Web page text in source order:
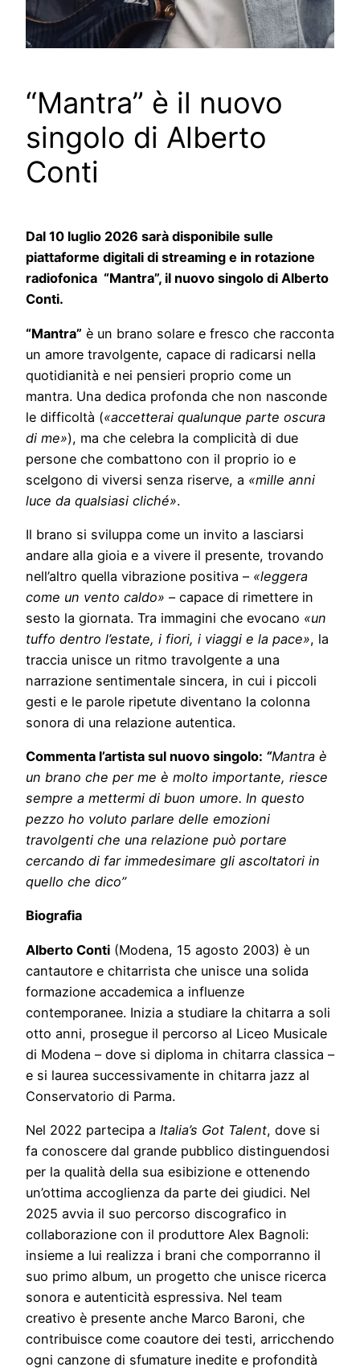
“Mantra” è il nuovo
singolo di Alberto
Conti
Dal 10 luglio 2026 sarà disponibile sulle
piattaforme digitali di streaming e in rotazione
radiofonica “Mantra”, il nuovo singolo di Alberto
Conti.
“Mantra” è un brano solare e fresco che racconta
un amore travolgente, capace di radicarsi nella
quotidianità e nei pensieri proprio come un
mantra. Una dedica profonda che non nasconde
le difficoltà («accetterai qualunque parte oscura
di me»), ma che celebra la complicità di due
persone che combattono con il proprio io e
scelgono di viversi senza riserve, a «mille anni
luce da qualsiasi cliché».
Il brano si sviluppa come un invito a lasciarsi
andare alla gioia e a vivere il presente, trovando
nell’altro quella vibrazione positiva – «leggera
come un vento caldo» – capace di rimettere in
sesto la giornata. Tra immagini che evocano «un
tuffo dentro l’estate, i fiori, i viaggi e la pace», la
traccia unisce un ritmo travolgente a una
narrazione sentimentale sincera, in cui i piccoli
gesti e le parole ripetute diventano la colonna
sonora di una relazione autentica.
Commenta l’artista sul nuovo singolo: “Mantra è
un brano che per me è molto importante, riesce
sempre a mettermi di buon umore. In questo
pezzo ho voluto parlare delle emozioni
travolgenti che una relazione può portare
cercando di far immedesimare gli ascoltatori in
quello che dico”
Biografia
Alberto Conti (Modena, 15 agosto 2003) è un
cantautore e chitarrista che unisce una solida
formazione accademica a influenze
contemporanee. Inizia a studiare la chitarra a soli
otto anni, prosegue il percorso al Liceo Musicale
di Modena – dove si diploma in chitarra classica –
e si laurea successivamente in chitarra jazz al
Conservatorio di Parma.
Nel 2022 partecipa a Italia’s Got Talent, dove si
fa conoscere dal grande pubblico distinguendosi
per la qualità della sua esibizione e ottenendo
un’ottima accoglienza da parte dei giudici. Nel
2025 avvia il suo percorso discografico in
collaborazione con il produttore Alex Bagnoli:
insieme a lui realizza i brani che comporranno il
suo primo album, un progetto che unisce ricerca
sonora e autenticità espressiva. Nel team
creativo è presente anche Marco Baroni, che
contribuisce come coautore dei testi, arricchendo
ogni canzone di sfumature inedite e profondità